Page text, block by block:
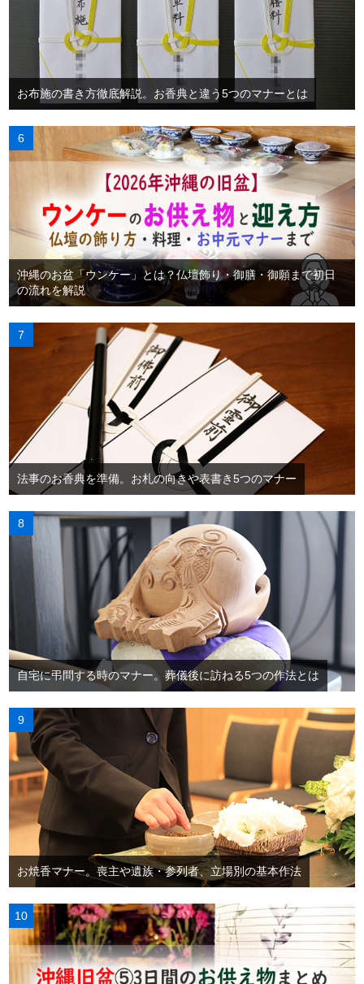
お布施の書き方徹底解説。お香典と違う5つのマナーとは
沖縄のお盆「ウンケー」とは？仏壇飾り・御膳・御願まで初日
の流れを解説
法事のお香典を準備。お札の向きや表書き5つのマナー
自宅に弔問する時のマナー。葬儀後に訪ねる5つの作法とは
お焼香マナー。喪主や遺族・参列者、立場別の基本作法